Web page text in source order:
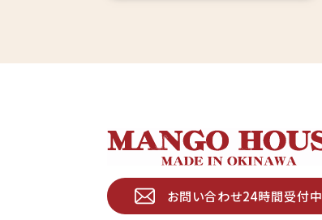
お問い合わせ24時間受付中